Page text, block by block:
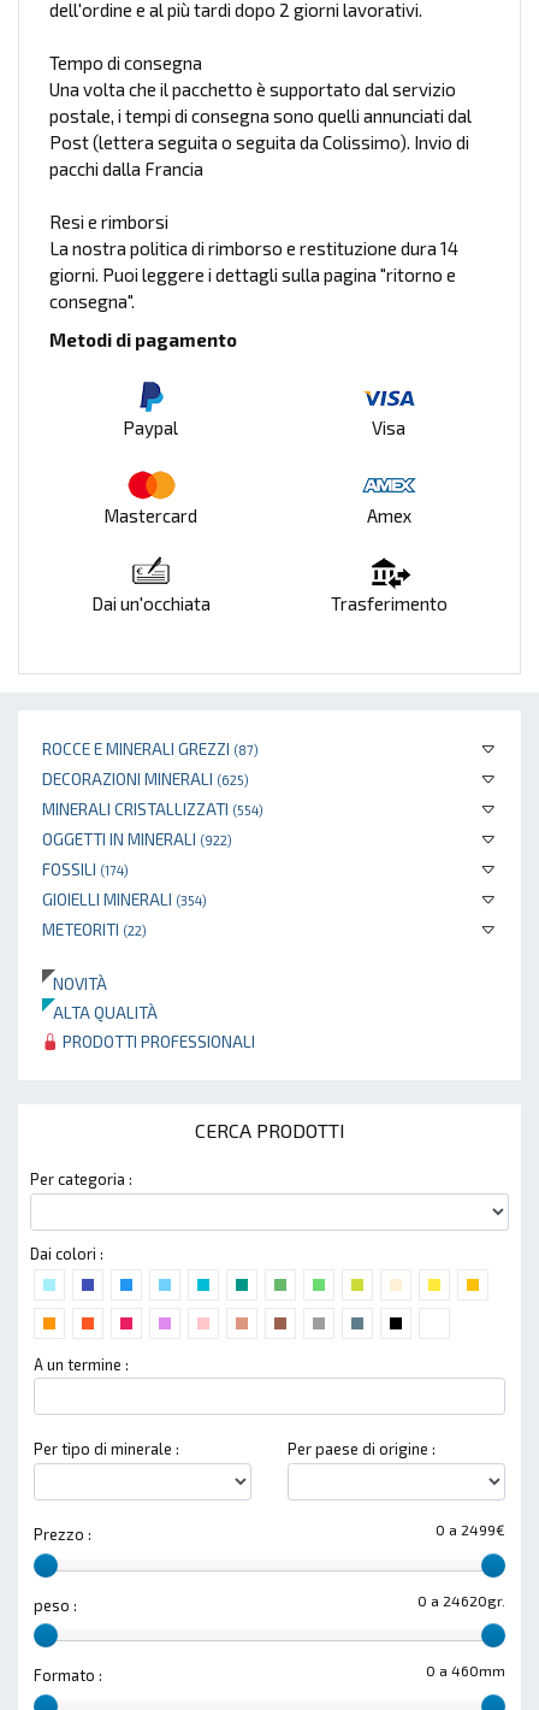
ROCCE E MINERALI GREZZI (87)
DECORAZIONI MINERALI (625)
MINERALI CRISTALLIZZATI (554)
OGGETTI IN MINERALI (922)
FOSSILI (174)
GIOIELLI MINERALI (354)
METEORITI (22)
NOVITÀ
ALTA QUALITÀ
PRODOTTI PROFESSIONALI
CERCA PRODOTTI
Per categoria :
Dai colori :
A un termine :
Per tipo di minerale : Per paese di origine :
0 a 2499€
Prezzo :
0 a 24620gr.
peso :
0 a 460mm
Formato :
dell'ordine e al più tardi dopo 2 giorni lavorativi.
Tempo di consegna
Una volta che il pacchetto è supportato dal servizio
postale, i tempi di consegna sono quelli annunciati dal
Post (lettera seguita o seguita da Colissimo). Invio di
pacchi dalla Francia
Resi e rimborsi
La nostra politica di rimborso e restituzione dura 14
giorni. Puoi leggere i dettagli sulla pagina "ritorno e
consegna".
Metodi di pagamento
Paypal Visa
Mastercard Amex
Dai un'occhiata Trasferimento